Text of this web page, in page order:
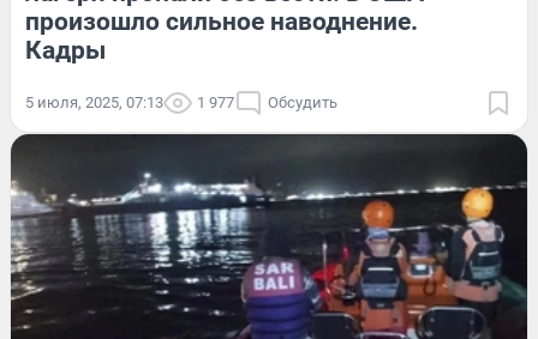
произошло сильное наводнение.
Кадры
5 июля, 2025, 07:13 1 977 Обсудить